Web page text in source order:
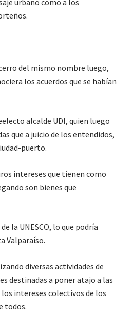
urbano como a los
del mismo nombre luego,
los acuerdos que se habían
alcalde UDI, quien luego
que a juicio de los entendidos,
puerto.
intereses que tienen como
son bienes que
la UNESCO, lo que podría
Valparaíso.
diversas actividades de
destinadas a poner atajo a las
intereses colectivos de los
todos.